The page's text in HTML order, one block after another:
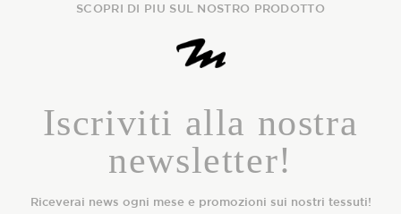
SCOPRI DI PIU SUL NOSTRO PRODOTTO
Iscriviti alla nostra
newsletter!
Riceverai news ogni mese e promozioni sui nostri tessuti!